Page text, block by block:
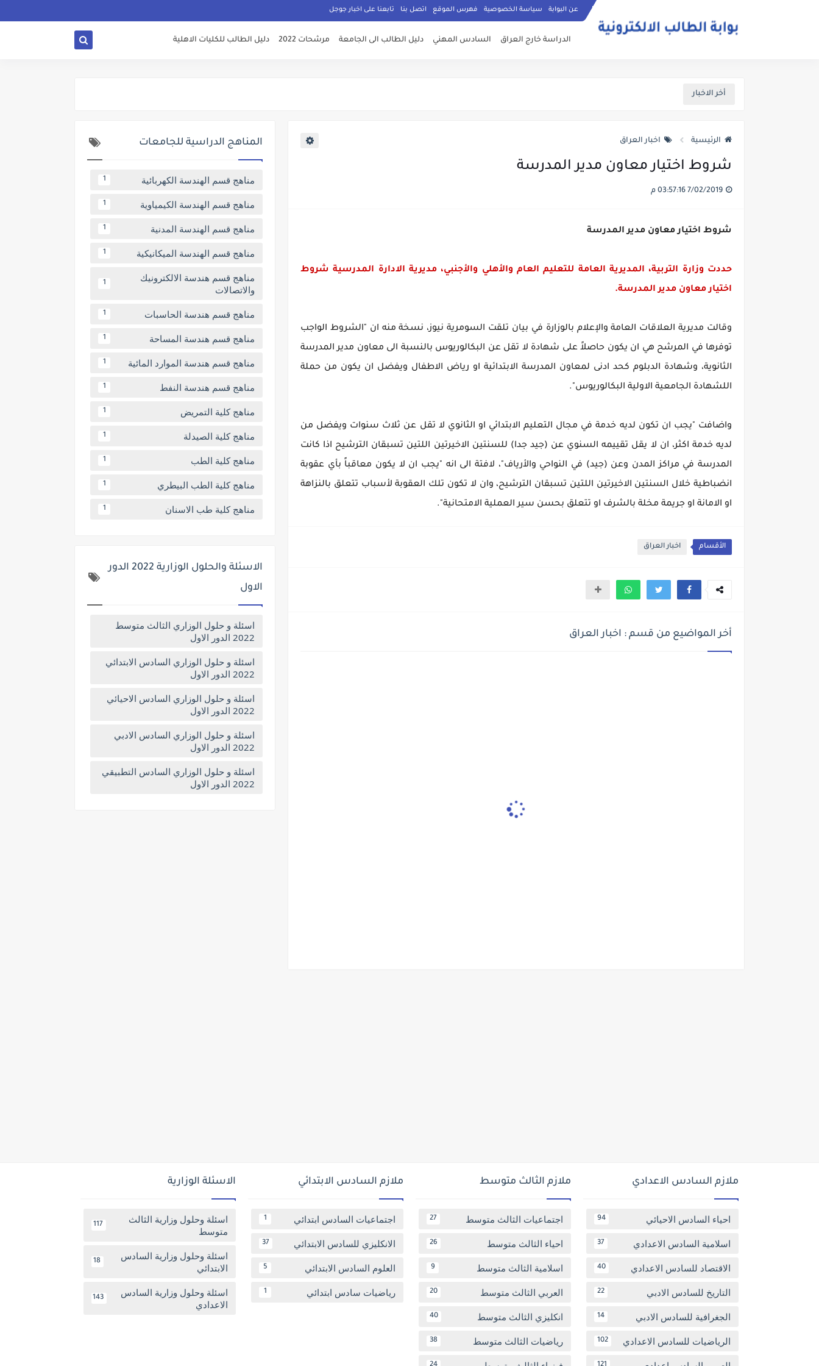
عن البوابة سياسة الخصوصية فهرس الموقع اتصل بنا تابعنا على اخبار جوجل
الدراسة خارج العراق السادس المهني دليل الطالب الى الجامعة مرشحات 2022 دليل الطالب للكليات الاهلية
أخر الاخبار
الرئيسية اخبار العراق
شروط اختيار معاون مدير المدرسة
شروط اختيار معاون مدير المدرسة
حددت وزارة التربية، المديرية العامة للتعليم العام والأهلي والأجنبي، مديرية الادارة المدرسية شروط
اختيار معاون مدير المدرسة.
وقالت مديرية العلاقات العامة والإعلام بالوزارة في بيان تلقت السومرية نيوز، نسخة منه ان "الشروط الواجب
توفرها في المرشح هي ان يكون حاصلاً على شهادة لا تقل عن البكالوريوس بالنسبة الى معاون مدير المدرسة
الثانوية، وشهادة الدبلوم كحد ادنى لمعاون المدرسة الابتدائية او رياض الاطفال ويفضل ان يكون من حملة
اللشهادة الجامعية الاولية البكالوريوس".
واضافت "يجب ان تكون لديه خدمة في مجال التعليم الابتدائي او الثانوي لا تقل عن ثلاث سنوات ويفضل من
لديه خدمة اكثر، ان لا يقل تقييمه السنوي عن (جيد جدا) للسنتين الاخيرتين اللتين تسبقان الترشيح اذا كانت
المدرسة في مراكز المدن وعن (جيد) في النواحي والأرياف"، لافتة الى انه "يجب ان لا يكون معاقباً بأي عقوبة
انضباطية خلال السنتين الاخيرتين اللتين تسبقان الترشيح، وان لا تكون تلك العقوبة لأسباب تتعلق بالنزاهة
او الامانة او جريمة مخلة بالشرف او تتعلق بحسن سير العملية الامتحانية".
الأقسام اخبار العراق
أخر المواضيع من قسم : اخبار العراق
المناهج الدراسية للجامعات
مناهج قسم الهندسة الكهربائية 1
مناهج قسم الهندسة الكيمياوية 1
مناهج قسم الهندسة المدنية 1
مناهج قسم الهندسة الميكانيكية 1
مناهج قسم هندسة الالكترونيك
والاتصالات
1
مناهج قسم هندسة الحاسبات 1
مناهج قسم هندسة المساحة 1
مناهج قسم هندسة الموارد المائية 1
مناهج قسم هندسة النفط 1
مناهج كلية التمريض 1
مناهج كلية الصيدلة 1
مناهج كلية الطب 1
مناهج كلية الطب البيطري 1
مناهج كلية طب الاسنان 1
الاسئلة والحلول الوزارية 2022 الدور
الاول
اسئلة و حلول الوزاري الثالث متوسط
2022 الدور الاول
اسئلة و حلول الوزاري السادس الابتدائي
2022 الدور الاول
اسئلة و حلول الوزاري السادس الاحيائي
2022 الدور الاول
اسئلة و حلول الوزاري السادس الادبي
2022 الدور الاول
اسئلة و حلول الوزاري السادس التطبيقي
2022 الدور الاول
ملازم السادس الاعدادي
احياء السادس الاحيائي 94
اسلامية السادس الاعدادي 37
الاقتصاد للسادس الاعدادي 40
التاريخ للسادس الادبي 22
الجغرافية للسادس الادبي 14
الرياضيات للسادس الاعدادي 102
ملازم الثالث متوسط
اجتماعيات الثالث متوسط 27
احياء الثالث متوسط 26
اسلامية الثالث متوسط 9
العربي الثالث متوسط 20
انكليزي الثالث متوسط 40
رياضيات الثالث متوسط 38
ملازم السادس الابتدائي
اجتماعيات السادس ابتدائي 1
الانكليزي للسادس الابتدائي 37
العلوم السادس الابتدائي 5
رياضيات سادس ابتدائي 1
الاسئلة الوزارية
اسئلة وحلول وزارية الثالث
متوسط
117
اسئلة وحلول وزارية السادس
الابتدائي
18
اسئلة وحلول وزارية السادس
الاعدادي
143